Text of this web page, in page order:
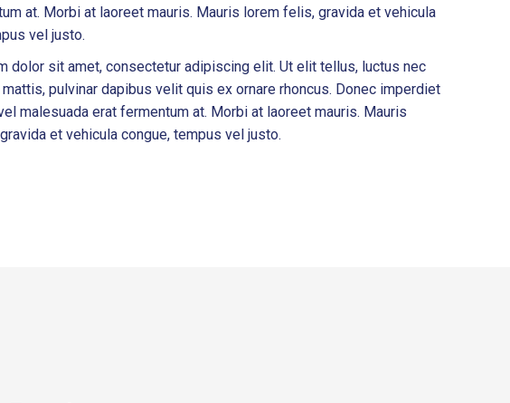
at. Morbi at laoreet mauris. Mauris lorem felis, gravida et vehicula
vel justo.
dolor sit amet, consectetur adipiscing elit. Ut elit tellus, luctus nec
pulvinar dapibus velit quis ex ornare rhoncus. Donec imperdiet
malesuada erat fermentum at. Morbi at laoreet mauris. Mauris
et vehicula congue, tempus vel justo.